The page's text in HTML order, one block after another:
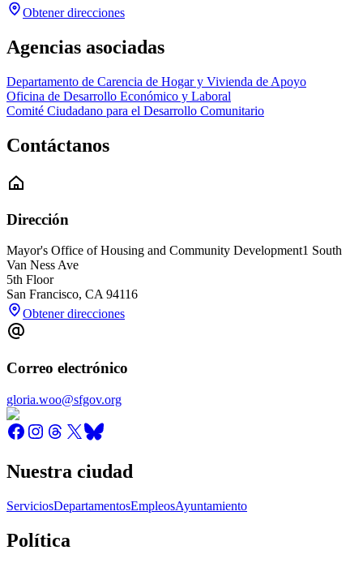
Obtener direcciones
Agencias asociadas
Departamento de Carencia de Hogar y Vivienda de Apoyo
Oficina de Desarrollo Económico y Laboral
Comité Ciudadano para el Desarrollo Comunitario
Contáctanos
Dirección
Mayor's Office of Housing and Community Development1 South
Van Ness Ave
5th Floor
San Francisco, CA 94116
Obtener direcciones
Correo electrónico
gloria.woo@sfgov.org
Nuestra ciudad
ServiciosDepartamentosEmpleosAyuntamiento
Política